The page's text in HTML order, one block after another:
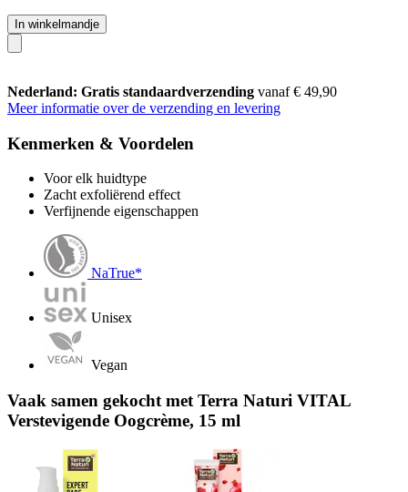
In winkelmandje
Nederland: Gratis standaardverzending vanaf € 49,90
Meer informatie over de verzending en levering
Kenmerken & Voordelen
Voor elk huidtype
Zacht exfoliërend effect
Verfijnende eigenschappen
NaTrue*
Unisex
Vegan
Vaak samen gekocht met Terra Naturi VITAL
Verstevigende Oogcrème, 15 ml